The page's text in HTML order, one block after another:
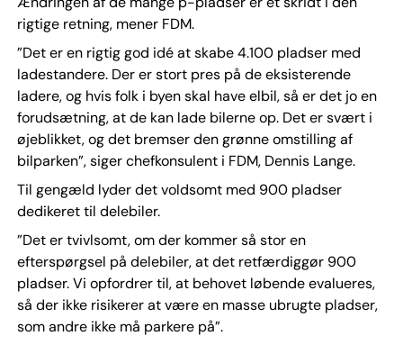
rigtige retning, mener FDM.
”Det er en rigtig god idé at skabe 4.100 pladser med
ladestandere. Der er stort pres på de eksisterende
ladere, og hvis folk i byen skal have elbil, så er det jo en
forudsætning, at de kan lade bilerne op. Det er svært i
øjeblikket, og det bremser den grønne omstilling af
bilparken”, siger chefkonsulent i FDM, Dennis Lange.
Til gengæld lyder det voldsomt med 900 pladser
dedikeret til delebiler.
”Det er tvivlsomt, om der kommer så stor en
efterspørgsel på delebiler, at det retfærdiggør 900
pladser. Vi opfordrer til, at behovet løbende evalueres,
så der ikke risikerer at være en masse ubrugte pladser,
som andre ikke må parkere på”.